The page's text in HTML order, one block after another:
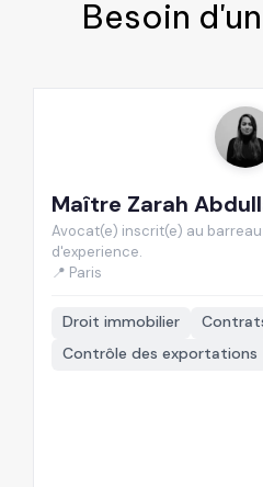
Besoin d'un
Maître Zarah
Avocat(e) inscrit(e) au barreau
d'experience.
📍 Paris
Droit immobilier
Contrôle des exportations